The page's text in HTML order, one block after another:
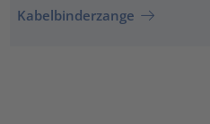
Kabelbinderzange